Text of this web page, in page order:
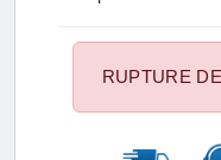
est reconnu pour
entraînements en
optimale et une
rapides sur
RUPTURE